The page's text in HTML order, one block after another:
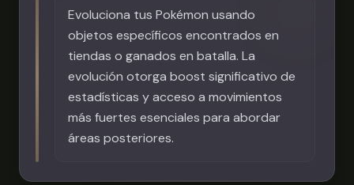
Evoluciona tus Pokémon usando
objetos específicos encontrados en
tiendas o ganados en batalla. La
evolución otorga boost significativo de
estadísticas y acceso a movimientos
más fuertes esenciales para abordar
áreas posteriores.